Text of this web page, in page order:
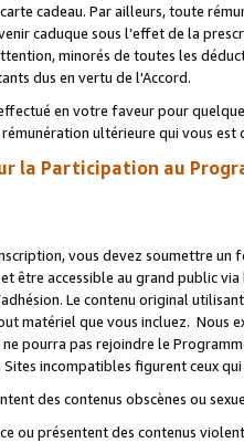
cadeau. Par ailleurs, toute
caduque sous l’effet de la
minorés de toutes les
dus en vertu de l'Accord.
en votre faveur pour
ultérieure qui vous est
la Participation au
vous devez soumettre
être accessible au grand public
Le contenu original
matériel que vous incluez. Nous
pourra pas rejoindre le
incompatibles figurent ceux
des contenus obscènes ou
ou présentent des contenus